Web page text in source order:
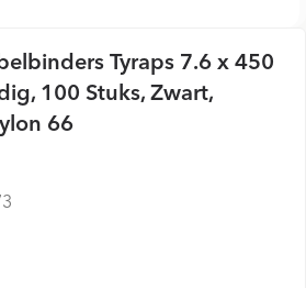
Tyraps 7.6 x 450
100 Stuks, Zwart,
66